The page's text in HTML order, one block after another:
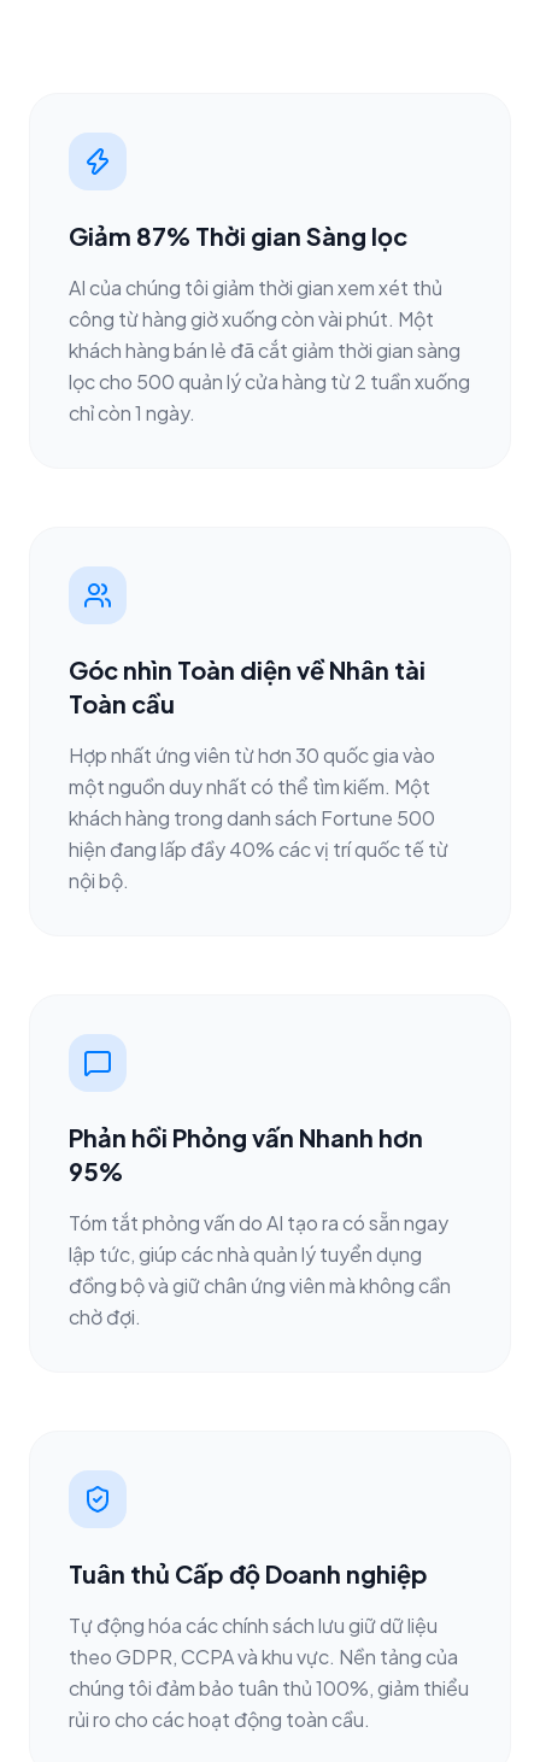
Giảm 87% Thời gian Sàng lọc
AI của chúng tôi giảm thời gian xem xét thủ
công từ hàng giờ xuống còn vài phút. Một
khách hàng bán lẻ đã cắt giảm thời gian sàng
lọc cho 500 quản lý cửa hàng từ 2 tuần xuống
chỉ còn 1 ngày.
Góc nhìn Toàn diện về Nhân tài
Toàn cầu
Hợp nhất ứng viên từ hơn 30 quốc gia vào
một nguồn duy nhất có thể tìm kiếm. Một
khách hàng trong danh sách Fortune 500
hiện đang lấp đầy 40% các vị trí quốc tế từ
nội bộ.
Phản hồi Phỏng vấn Nhanh hơn
95%
Tóm tắt phỏng vấn do AI tạo ra có sẵn ngay
lập tức, giúp các nhà quản lý tuyển dụng
đồng bộ và giữ chân ứng viên mà không cần
chờ đợi.
Tuân thủ Cấp độ Doanh nghiệp
Tự động hóa các chính sách lưu giữ dữ liệu
theo GDPR, CCPA và khu vực. Nền tảng của
chúng tôi đảm bảo tuân thủ 100%, giảm thiểu
rủi ro cho các hoạt động toàn cầu.